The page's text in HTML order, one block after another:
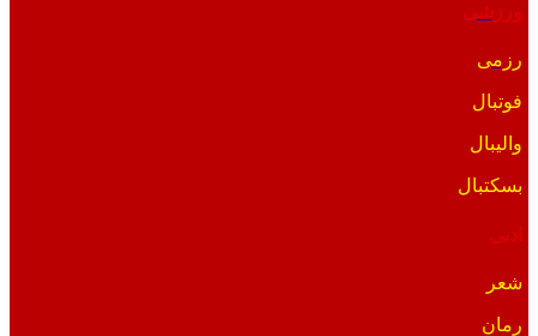
ورزشی
رزمی
فوتبال
والیبال
بسکتبال
ادبی
شعر
رمان